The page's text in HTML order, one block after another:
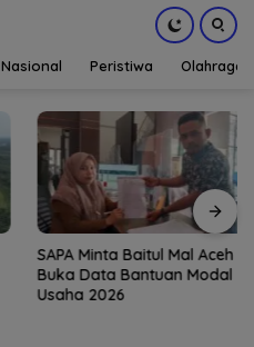
Nasional Peristiwa Olahraga
SAPA Minta Baitul Mal Aceh
Buka Data Bantuan Modal
Usaha 2026